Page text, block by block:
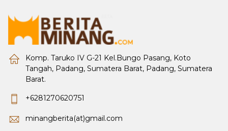
Komp. Taruko IV G-21 Kel.Bungo Pasang, Koto
Tangah, Padang, Sumatera Barat, Padang, Sumatera
Barat.
+6281270620751
minangberita(at)gmail.com